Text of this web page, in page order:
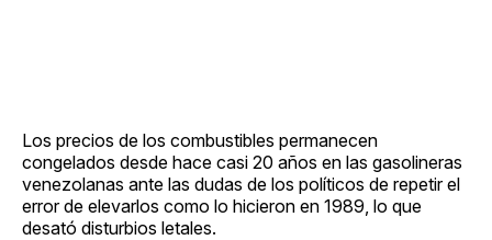
Los precios de los combustibles permanecen
congelados desde hace casi 20 años en las gasolineras
venezolanas ante las dudas de los políticos de repetir el
error de elevarlos como lo hicieron en 1989, lo que
desató disturbios letales.